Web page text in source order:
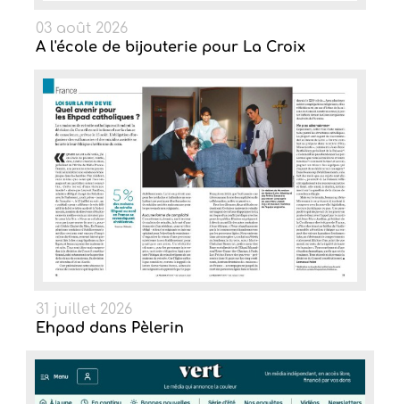
03 août 2026
A l'école de bijouterie pour La Croix
31 juillet 2026
Ehpad dans Pèlerin